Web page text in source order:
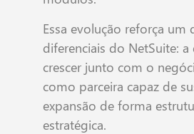
Essa evolução reforça um
diferenciais do NetSuite:
crescer junto com o
como parceira capaz de
expansão de forma
estratégica.